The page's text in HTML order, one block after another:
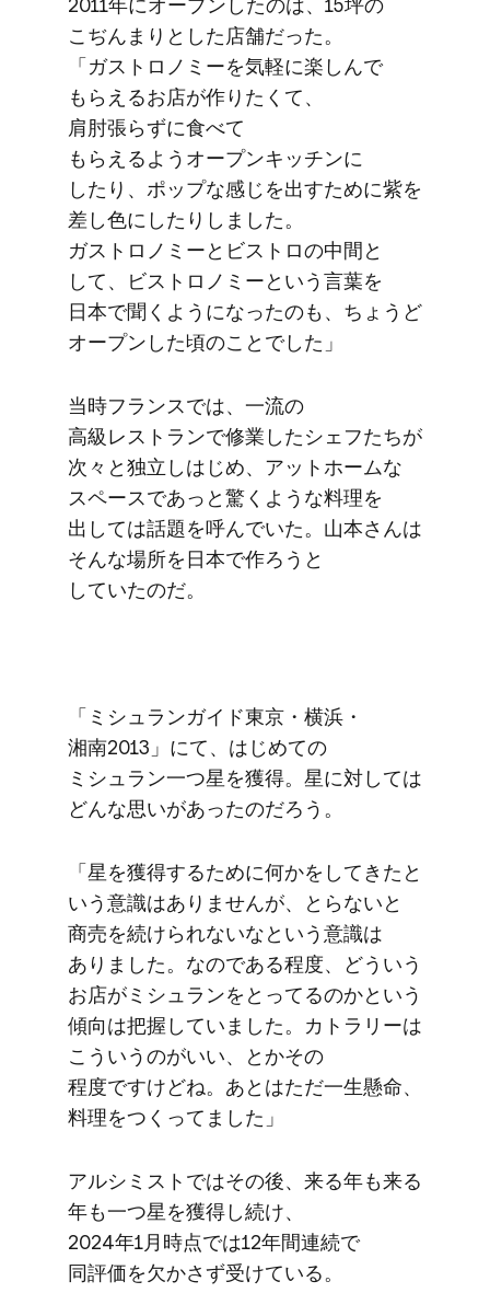
2011年に​オープンしたのは、​15坪の​
こぢんまりと​した​店舗だった。​
「ガストロノミーを​気軽に​楽しんで​
もらえる​お店が​作りたくて、​
肩肘張らずに​食べて​
もらえるようオープンキッチンに​
したり、​ポップな​感じを​出すために​紫を​
差し色に​したりしました。​
ガストロノミーと​ビストロの​中間と​
して、​ビストロノミーと​いう​言葉を​
日本で​聞くようになったのも、​ちょうど​
オープンした​頃の​ことでした」
当時フランスでは、​一流の​
高級レストランで​修業した​シェフたちが​
次々と​独立し​はじめ、​アットホームな​
スペースであっと​驚くような​料理を​
出しては​話題を​呼んでいた。​山本さんは​
そんな​場所を​日本で​作ろうと​
していたのだ。
「ミシュランガイド東京・横浜・
湘南2013」にて、​はじめての​
ミシュラン一つ​星を​獲得。​星に​対しては​
どんな​思いが​あったのだろう。
「星を​獲得する​ために​何かを​してきたと​
いう​意識は​ありませんが、​とらないと​
商売を​続けられないなと​いう​意識は​
ありました。​なのである​程度、​どう​いう​
お店が​ミシュランを​とってるのかと​いう​
傾向は​把握していました。​カトラリーは​
こういうのが​いい、とか​その​
程度ですけどね。​あとは​ただ一生懸命、​
料理を​つくってました」
アルシミストでは​その後、​来る​年も​来る​
年も​一つ​星を​獲得し続け、​
2024年1月時点では​12年間連続で​
同評価を​欠かさず​受けている。